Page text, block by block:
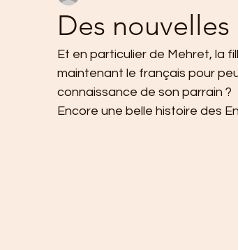
Des nouvelles
Et en particulier de Mehret, la
maintenant le français pour
connaissance de son parrain ?
Encore une belle histoire des